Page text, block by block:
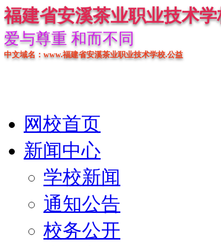
福建省安溪茶业职业技术学
爱与尊重 和而不同
中文域名：www.福建省安溪茶业职业技术学校.公益
网校首页
新闻中心
学校新闻
通知公告
校务公开